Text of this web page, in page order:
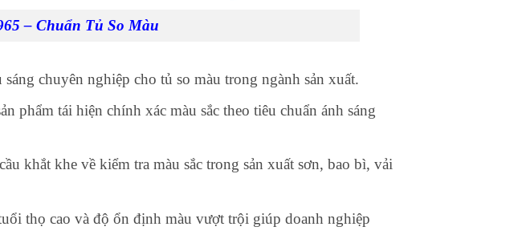
– Chuẩn Tủ So Màu
chuyên nghiệp cho tủ so màu trong ngành sản xuất.
phẩm tái hiện chính xác màu sắc theo tiêu chuẩn ánh sáng
khắt khe về kiểm tra màu sắc trong sản xuất sơn, bao bì, vải
thọ cao và độ ổn định màu vượt trội giúp doanh nghiệp